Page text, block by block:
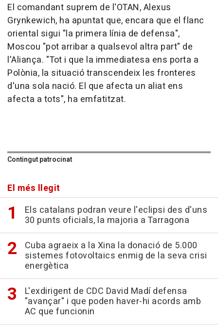
El comandant suprem de l'OTAN, Alexus
Grynkewich, ha apuntat que, encara que el flanc
oriental sigui "la primera línia de defensa",
Moscou "pot arribar a qualsevol altra part" de
l'Aliança. "Tot i que la immediatesa ens porta a
Polònia, la situació transcendeix les fronteres
d'una sola nació. El que afecta un aliat ens
afecta a tots", ha emfatitzat.
Contingut patrocinat
El més llegit
Els catalans podran veure l'eclipsi des d'uns
30 punts oficials, la majoria a Tarragona
Cuba agraeix a la Xina la donació de 5.000
sistemes fotovoltaics enmig de la seva crisi
energètica
L'exdirigent de CDC David Madí defensa
"avançar" i que poden haver-hi acords amb
AC que funcionin